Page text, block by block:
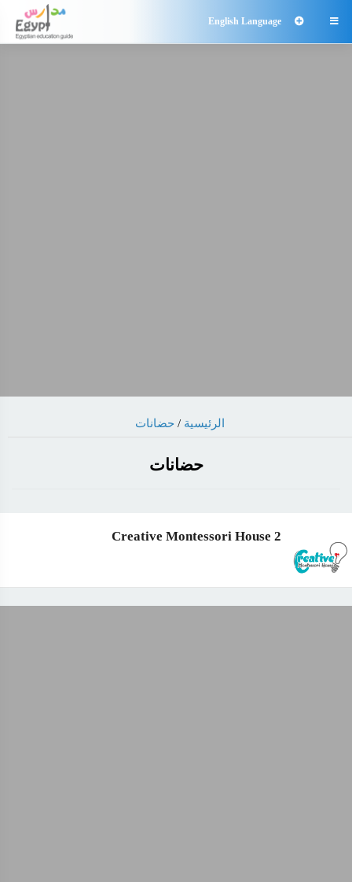

English Language
الرئيسية / حضانات
حضانات
2 Creative Montessori House